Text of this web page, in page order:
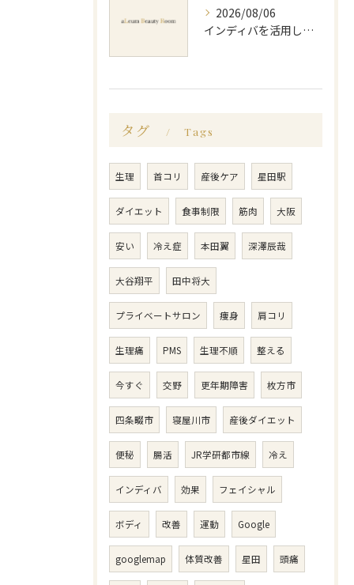
2026/08/06
インディバを活用した足痩せ方法とセルライトやむくみ改善のポイント
タグ Tags
生理 首コリ 産後ケア 星田駅
ダイエット 食事制限 筋肉 大阪
安い 冷え症 本田翼 深澤辰哉
大谷翔平 田中将大
プライベートサロン 痩身 肩コリ
生理痛 PMS 生理不順 整える
今すぐ 交野 更年期障害 枚方市
四条畷市 寝屋川市 産後ダイエット
便秘 腸活 JR学研都市線 冷え
インディバ 効果 フェイシャル
ボディ 改善 運動 Google
googlemap 体質改善 星田 頭痛